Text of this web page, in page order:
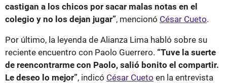
castigan a los chicos por sacar malas notas en el
colegio y no los dejan jugar”, mencionó César Cueto.
Por último, la leyenda de Alianza Lima habló sobre su
reciente encuentro con Paolo Guerrero. “Tuve la suerte
de reencontrarme con Paolo, salió bonito el compartir.
Le deseo lo mejor”, indicó César Cueto en la entrevista